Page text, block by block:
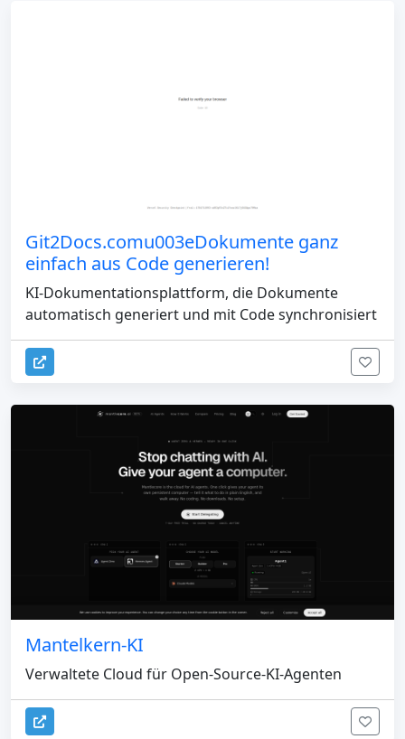
Git2Docs.comu003eDokumente ganz
einfach aus Code generieren!
KI-Dokumentationsplattform, die Dokumente
automatisch generiert und mit Code synchronisiert
Mantelkern-KI
Verwaltete Cloud für Open-Source-KI-Agenten